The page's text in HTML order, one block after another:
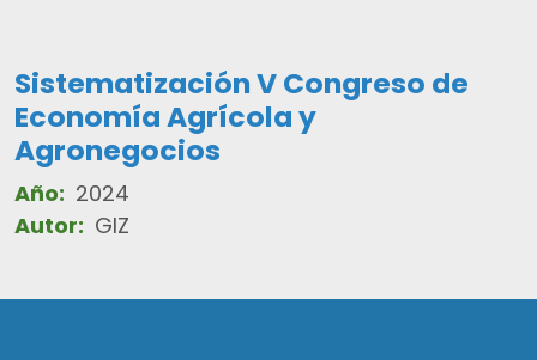
Sistematización V Congreso de
Economía Agrícola y
Agronegocios
Año: 2024
Autor: GIZ